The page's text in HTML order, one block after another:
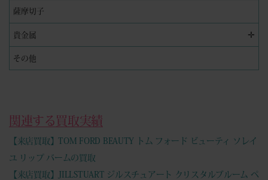
薩摩切子
貴金属 ✛
その他
関連する買取実績
【来店買取】TOM FORD BEAUTY トム フォード ビューティ ソレイ
ユ リップ バームの買取
【来店買取】JILLSTUART ジルスチュアート クリスタルブルーム ペ